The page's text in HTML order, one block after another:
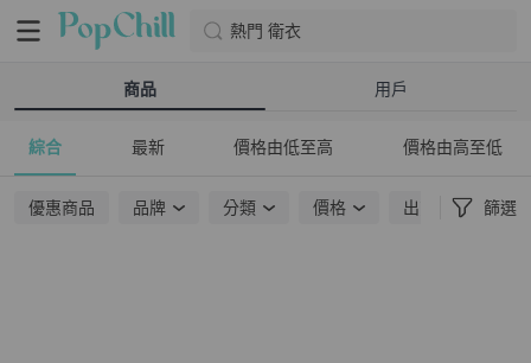
熱門 衛衣
商品 用戶
綜合 最新 價格由低至高 價格由高至低
優惠商品 品牌 分類 價格 出貨地點 篩選